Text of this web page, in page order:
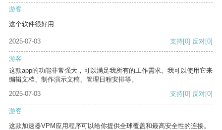
游客
这个软件很好用
2025-07-03 支持[0] 反对[0]
游客
这款app的功能非常强大，可以满足我所有的工作需求。我可以使用它来
编辑文档、制作演示文稿、管理日程安排等。
2025-07-03
支持[0] 反对[0]
游客
这款加速器VPM应用程序可以给你提供全球覆盖和最高安全性的连接。